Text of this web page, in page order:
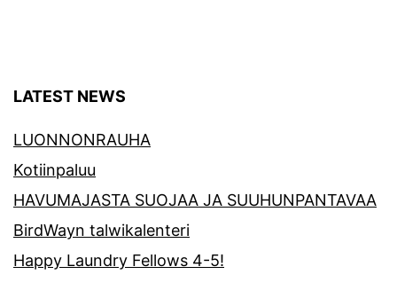
LATEST NEWS
LUONNONRAUHA
Kotiinpaluu
HAVUMAJASTA SUOJAA JA SUUHUNPANTAVAA
BirdWayn talwikalenteri
Happy Laundry Fellows 4-5!